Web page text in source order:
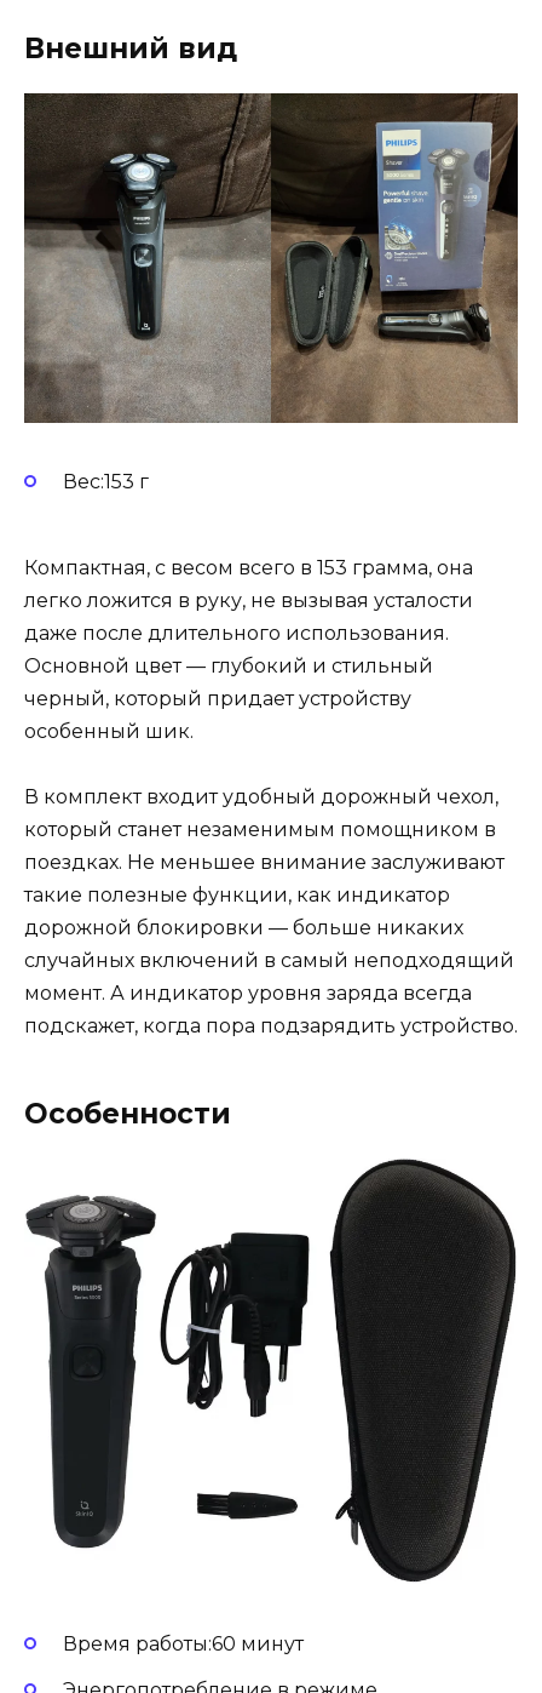
Внешний вид
Вес:153 г
Компактная, с весом всего в 153 грамма, она
легко ложится в руку, не вызывая усталости
даже после длительного использования.
Основной цвет — глубокий и стильный
черный, который придает устройству
особенный шик.
В комплект входит удобный дорожный чехол,
который станет незаменимым помощником в
поездках. Не меньшее внимание заслуживают
такие полезные функции, как индикатор
дорожной блокировки — больше никаких
случайных включений в самый неподходящий
момент. А индикатор уровня заряда всегда
подскажет, когда пора подзарядить устройство.
Особенности
Время работы:60 минут